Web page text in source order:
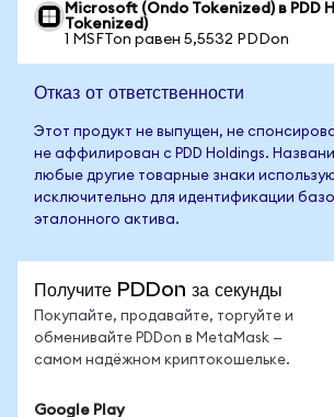
Microsoft (Ondo Tokenized) в PDD
Tokenized)
1 MSFTon равен 5,5532 PDDon
Отказ от ответственности
Этот продукт не выпущен, не
не аффилирован с PDD Holdings.
любые другие товарные знаки
исключительно для идентификации
эталонного актива.
Получите PDDon за секунды
Покупайте, продавайте, торгуйте и
обменивайте PDDon в MetaMask —
самом надёжном криптокошельке.
Google Play